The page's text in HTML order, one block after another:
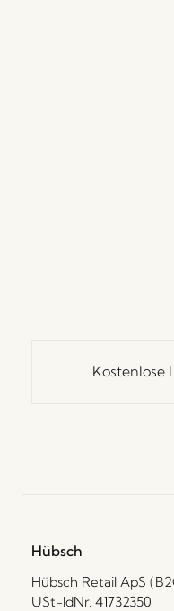
Kostenlose
Hübsch
Hübsch Retail ApS
USt-IdNr. 41732350